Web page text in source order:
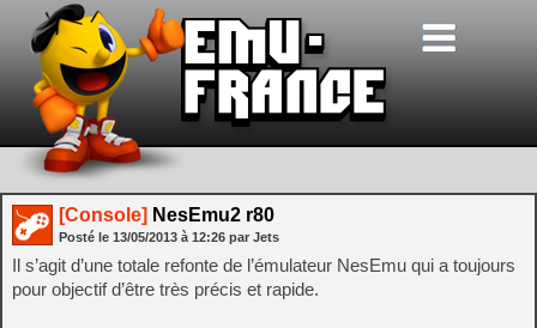
[Console] NesEmu2 r80
Posté le 13/05/2013 à 12:26 par Jets
Il s’agit d’une totale refonte de l’émulateur NesEmu qui a toujours
pour objectif d’être très précis et rapide.